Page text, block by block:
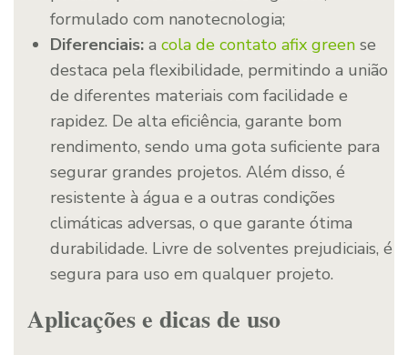
formulado com nanotecnologia;
Diferenciais: a cola de contato afix green se
destaca pela flexibilidade, permitindo a união
de diferentes materiais com facilidade e
rapidez. De alta eficiência, garante bom
rendimento, sendo uma gota suficiente para
segurar grandes projetos. Além disso, é
resistente à água e a outras condições
climáticas adversas, o que garante ótima
durabilidade. Livre de solventes prejudiciais, é
segura para uso em qualquer projeto.
Aplicações e dicas de uso